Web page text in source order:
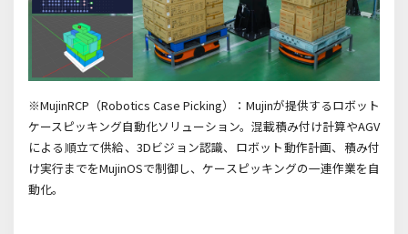
※MujinRCP（Robotics Case Picking）：Mujinが提供するロボット
ケースピッキング自動化ソリューション。混載積み付け計算やAGV
による順立て供給、3Dビジョン認識、ロボット動作計画、積み付
け実行までをMujinOSで制御し、ケースピッキングの一連作業を自
動化。